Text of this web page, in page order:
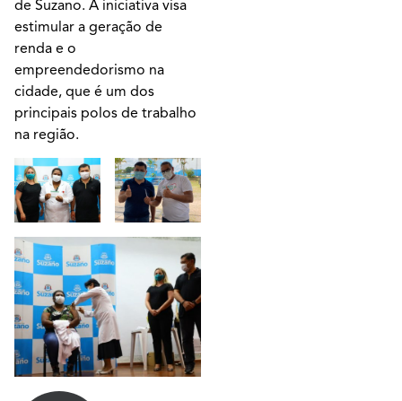
de Suzano. A iniciativa visa
estimular a geração de
renda e o
empreendedorismo na
cidade, que é um dos
principais polos de trabalho
na região.